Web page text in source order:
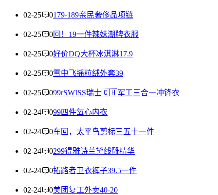
02-25 0179-189亲民奢侈品项链
02-25 0回！19一件辣妹潮牌衣服
02-25 0好价DQ大杯冰淇淋17.9
02-25 0雪中飞摇粒绒外套39
02-25 099rSWISS瑞士🇨🇭军工三合一冲锋衣
02-24 099四件氧心内衣
02-24 0车回，太平鸟剪标三五十一件
02-24 0299得雅诗兰黛线雕精华
02-24 0拓路者卫衣裤子39.5一件
02-24 0美团复工外卖40-20